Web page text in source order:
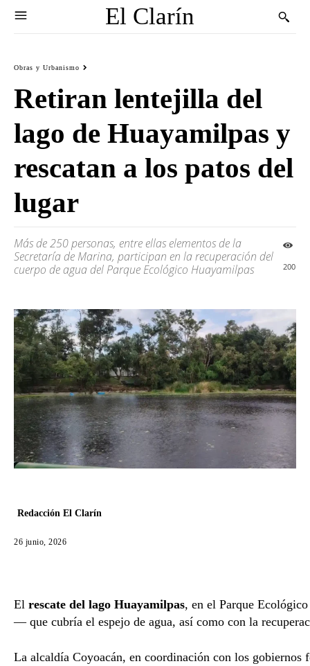
El Clarín
Obras y Urbanismo
Retiran lentejilla del
lago de Huayamilpas y
rescatan a los patos del
lugar
Más de 250 personas, entre ellas elementos de la
Secretaría de Marina, participan en la recuperación del
cuerpo de agua del Parque Ecológico Huayamilpas
200
Redacción El Clarín
26 junio, 2026
El rescate del lago Huayamilpas, en el Parque
— que cubría el espejo de agua, así como con la
La alcaldía Coyoacán, en coordinación con los gobiernos